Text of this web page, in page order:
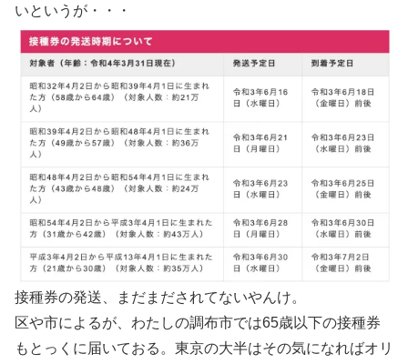
いというが・・・
接種券の発送、まだまだされてないやんけ。
区や市によるが、わたしの調布市では65歳以下の接種券
もとっくに届いておる。東京の大半はその気になればオリ